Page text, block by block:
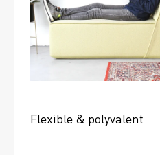
Flexible & polyvalent